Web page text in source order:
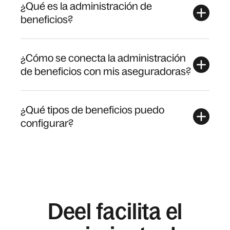
¿Qué es la administración de
beneficios?
¿Cómo se conecta la administración
de beneficios con mis aseguradoras?
¿Qué tipos de beneficios puedo
configurar?
Deel facilita el